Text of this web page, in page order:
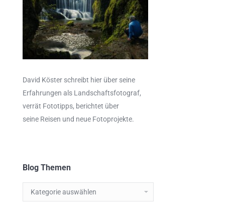
David Köster schreibt hier über seine
Erfahrungen als Landschaftsfotograf,
verrät Fototipps, berichtet über
seine Reisen und neue Fotoprojekte.
Blog Themen
Blog
Themen